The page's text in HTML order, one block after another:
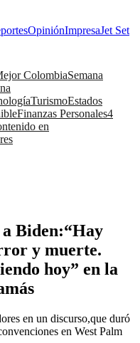
OpiniónImpresaJet Set
ColombiaSemana
TurismoEstados
Finanzas Personales4
en
Biden:“Hay
y muerte.
hoy” en la
en un discurso,que duró
en West Palm